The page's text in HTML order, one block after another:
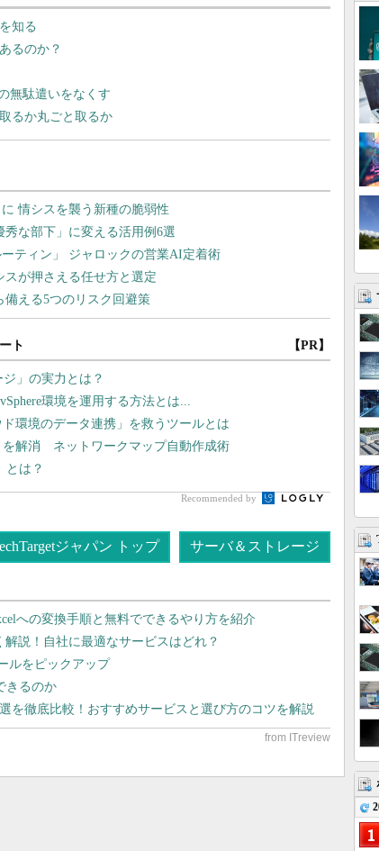
知る
るのか？
無駄遣いをなくす
るか丸ごと取るか
ト 【PR】
」の実力とは？
環境を運用する方法とは...
環境のデータ連携」を救うツールとは
を解消 ネットワークマップ自動作成術
とは？
Recommended by
ジャパン トップ サーバ＆ストレージ
への変換手順と無料でできるやり方を紹介
解説！自社に最適なサービスはどれ？
ルをピックアップ
きるのか
を徹底比較！おすすめサービスと選び方のコツを解説